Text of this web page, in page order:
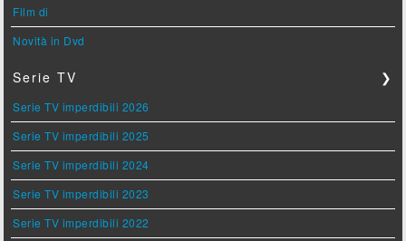
Film di
Novità in Dvd
Serie TV ❯
Serie TV imperdibili 2026
Serie TV imperdibili 2025
Serie TV imperdibili 2024
Serie TV imperdibili 2023
Serie TV imperdibili 2022